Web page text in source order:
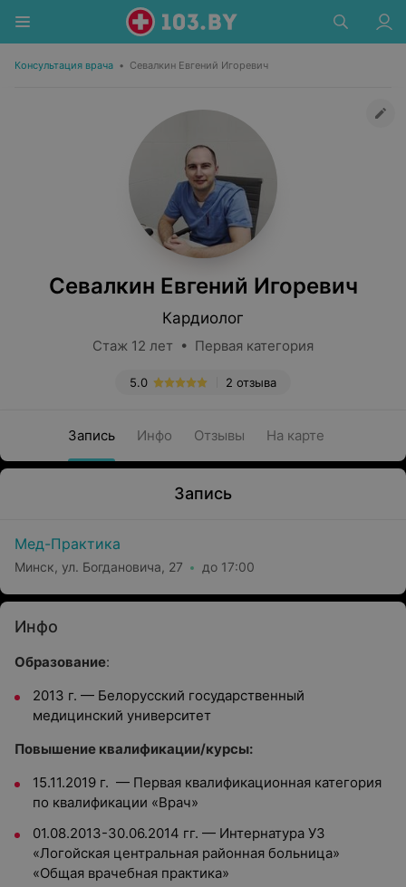
Консультация врача • Севалкин Евгений Игоревич
Севалкин Евгений Игоревич
Кардиолог
Стаж 12 лет • Первая категория
2 отзыва
5.0
Запись Инфо Отзывы На карте
Запись
Мед-Практика
Минск, ул. Богдановича, 27 до 17:00
Инфо
Образование:
2013 г. — Белорусский государственный
медицинский университет
Повышение квалификации/курсы:
15.11.2019 г. — Первая квалификационная категория
по квалификации «Врач»
01.08.2013-30.06.2014 гг. — Интернатура УЗ
«Логойская центральная районная больница»
«Общая врачебная практика»